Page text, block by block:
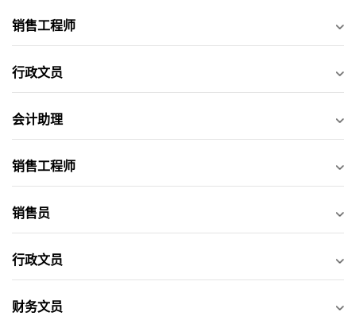
销售工程师
行政文员
会计助理
销售工程师
销售员
行政文员
财务文员